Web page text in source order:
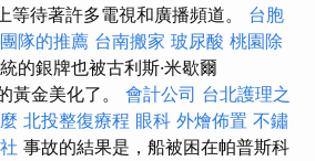
等待著許多電視和廣播頻道。 台胞
隊的推薦 台南搬家 玻尿酸 桃園除
的銀牌也被古利斯·米歇爾
黃金美化了。 會計公司 台北護理之
北投整復療程 眼科 外燴佈置 不鏽
事故的結果是，船被困在帕普斯科